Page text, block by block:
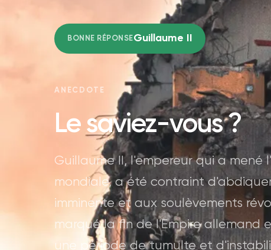
BONNE RÉPONSEGuillaume II
ANECDOTE
Le saviez-vous ?
Guillaume II, l'empereur qui a mené
mondiale, a été contraint
imminente et aux soulèvements
marqué la fin de l'Empire allemand
une période de tumulte et